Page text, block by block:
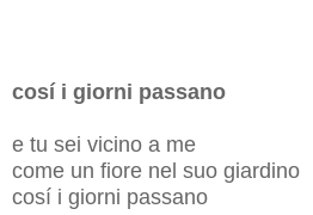
cosí i giorni passano
e tu sei vicino a me
come un fiore nel suo giardino
cosí i giorni passano